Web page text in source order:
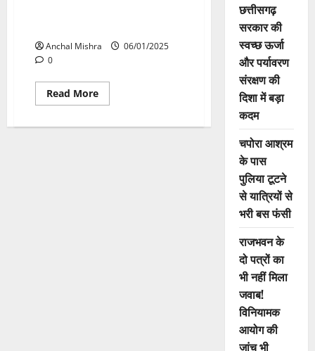
Anchal Mishra
06/01/2025
0
Read MoreRead
more
शहीद
छत्तीसगढ़
सरकार की
स्वच्छ ऊर्जा
और पर्यावरण
संरक्षण की
दिशा में बड़ा
कदम
चपोरा आश्रम
के पास
पुलिया टूटने
से यात्रियों से
भरी बस फंसी
राजभवन के
दो पत्रों का
भी नहीं मिला
जवाब!
विनियामक
आयोग की
जांच भी